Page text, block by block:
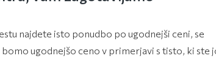
najdete isto ponudbo po ugodnejši ceni, se
ugodnejšo ceno v primerjavi s tisto, ki ste